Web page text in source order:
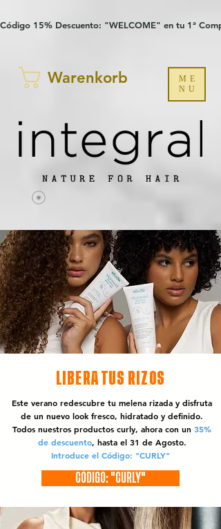
Código 15% Descuento: "WELCOME" en tu 1ª
Warenkorb
ME
NU
LIBERA TUS RIZOS
Este verano redescubre tu melena rizada y disfruta
de un nuevo look fresco, hidratado y definido.
Todos nuestros productos curly, ahora con un 35%
de descuento, hasta el 31 de Agosto.
Introduce el Código: "CURLY"
CÓDIGO: "CURLY"